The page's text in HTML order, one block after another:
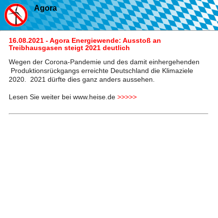
Agora
16.08.2021 - Agora Energiewende: Ausstoß an
Treibhausgasen steigt 2021 deutlich
Wegen der Corona-Pandemie und des damit einhergehenden
Produktionsrückgangs erreichte Deutschland die Klimaziele
2020. 2021 dürfte dies ganz anders aussehen.
Lesen Sie weiter bei www.heise.de >>>>>